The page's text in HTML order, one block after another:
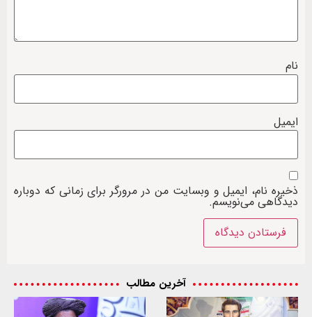
نام
ایمیل
ذخیره نام، ایمیل و وبسایت من در مرورگر برای زمانی که دوباره
دیدگاهی می‌نویسم.
آخرین مطالب